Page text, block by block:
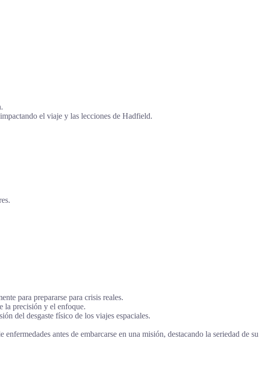
el viaje y las lecciones de Hadfield.
para prepararse para crisis reales.
la precisión y el enfoque.
del desgaste físico de los viajes espaciales.
antes de embarcarse en una misión, destacando la seriedad de su